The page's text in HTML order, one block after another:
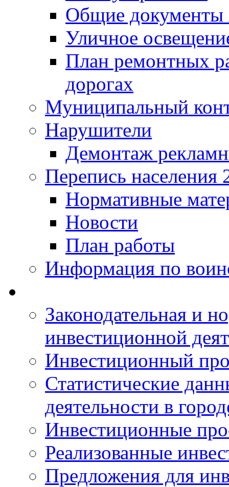
Общие
Уличное
План ремонтных
дорогах
Муниципальный
Нарушители
Демонтаж
Перепись населения
Нормативные
Новости
План работы
Информация по
Законодательная и
инвестиционной
Инвестиционный
Статистические
деятельности в
Инвестиционные
Реализованные
Предложения для